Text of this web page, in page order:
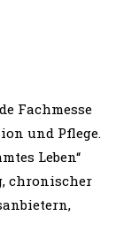
Fachmesse
und Pflege.
Leben“
chronischer